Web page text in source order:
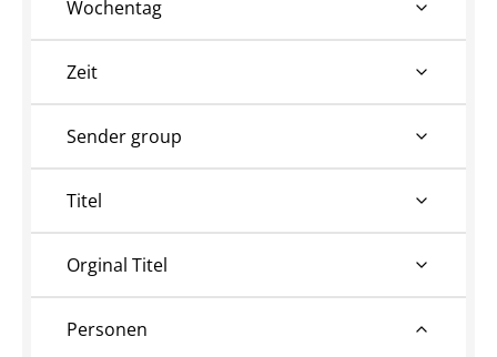
Wochentag
Zeit
Sender group
Titel
Orginal Titel
Personen